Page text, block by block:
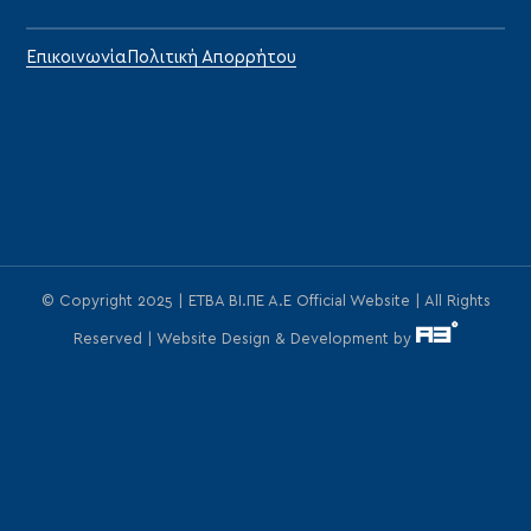
Επικοινωνία Πολιτική Απορρήτου
© Copyright 2025 | ΕΤΒΑ ΒΙ.ΠΕ Α.Ε Official Website | All Rights
Reserved | Website Design & Development by